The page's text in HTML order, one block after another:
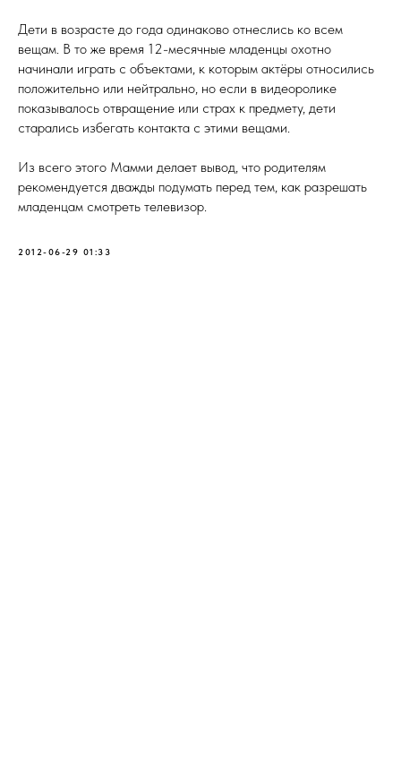
Дети в возрасте до года одинаково отнеслись ко всем
вещам. В то же время 12-месячные младенцы охотно
начинали играть с объектами, к которым актёры относились
положительно или нейтрально, но если в видеоролике
показывалось отвращение или страх к предмету, дети
старались избегать контакта с этими вещами.
Из всего этого Мамми делает вывод, что родителям
рекомендуется дважды подумать перед тем, как разрешать
младенцам смотреть телевизор.
2012-06-29 01:33